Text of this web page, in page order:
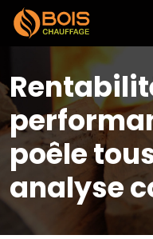
poêle
analyse